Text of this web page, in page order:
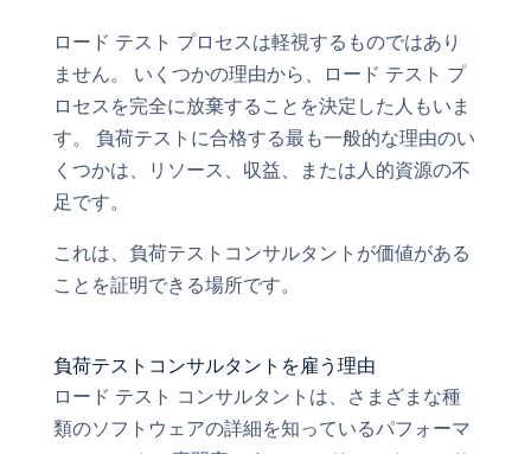
ロード テスト プロセスは軽視するものではあり
ません。 いくつかの理由から、ロード テスト プ
ロセスを完全に放棄することを決定した人もいま
す。 負荷テストに合格する最も一般的な理由のい
くつかは、リソース、収益、または人的資源の不
足です。
これは、負荷テストコンサルタントが価値がある
ことを証明できる場所です。
負荷テストコンサルタントを雇う理由
ロード テスト コンサルタントは、さまざまな種
類のソフトウェアの詳細を知っているパフォーマ